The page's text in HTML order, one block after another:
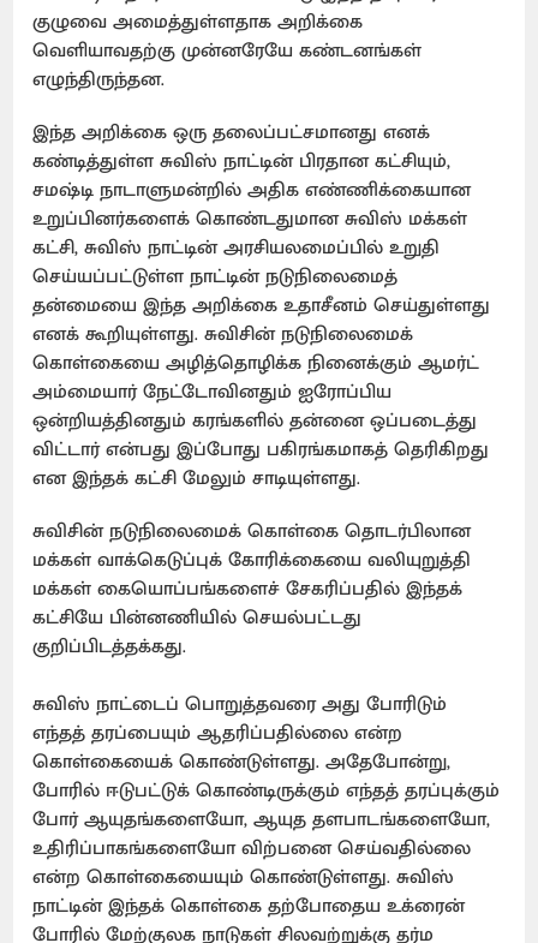
குழுவை அமைத்துள்ளதாக அறிக்கை
வெளியாவதற்கு முன்னரேயே கண்டனங்கள்
எழுந்திருந்தன.
இந்த அறிக்கை ஒரு தலைப்பட்சமானது எனக்
கண்டித்துள்ள சுவிஸ் நாட்டின் பிரதான கட்சியும்,
சமஷ்டி நாடாளுமன்றில் அதிக எண்ணிக்கையான
உறுப்பினர்களைக் கொண்டதுமான சுவிஸ் மக்கள்
கட்சி, சுவிஸ் நாட்டின் அரசியலமைப்பில் உறுதி
செய்யப்பட்டுள்ள நாட்டின் நடுநிலைமைத்
தன்மையை இந்த அறிக்கை உதாசீனம் செய்துள்ளது
எனக் கூறியுள்ளது. சுவிசின் நடுநிலைமைக்
கொள்கையை அழித்தொழிக்க நினைக்கும் ஆமர்ட்
அம்மையார் நேட்டோவினதும் ஐரோப்பிய
ஒன்றியத்தினதும் கரங்களில் தன்னை ஒப்படைத்து
விட்டார் என்பது இப்போது பகிரங்கமாகத் தெரிகிறது
என இந்தக் கட்சி மேலும் சாடியுள்ளது.
சுவிசின் நடுநிலைமைக் கொள்கை தொடர்பிலான
மக்கள் வாக்கெடுப்புக் கோரிக்கையை வலியுறுத்தி
மக்கள் கையொப்பங்களைச் சேகரிப்பதில் இந்தக்
கட்சியே பின்னணியில் செயல்பட்டது
குறிப்பிடத்தக்கது.
சுவிஸ் நாட்டைப் பொறுத்தவரை அது போரிடும்
எந்தத் தரப்பையும் ஆதரிப்பதில்லை என்ற
கொள்கையைக் கொண்டுள்ளது. அதேபோன்று,
போரில் ஈடுபட்டுக் கொண்டிருக்கும் எந்தத் தரப்புக்கும்
போர் ஆயுதங்களையோ, ஆயுத தளபாடங்களையோ,
உதிரிப்பாகங்களையோ விற்பனை செய்வதில்லை
என்ற கொள்கையையும் கொண்டுள்ளது. சுவிஸ்
நாட்டின் இந்தக் கொள்கை தற்போதைய உக்ரைன்
போரில் மேற்குலக நாடுகள் சிலவற்றுக்கு தர்ம